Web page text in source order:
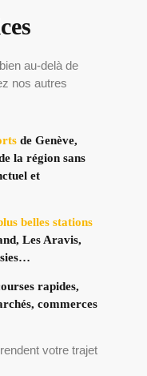
au-delà de
nos autres
de Genève,
la région sans
et
belles stations
Les Aravis,
rapides,
commerces
votre trajet